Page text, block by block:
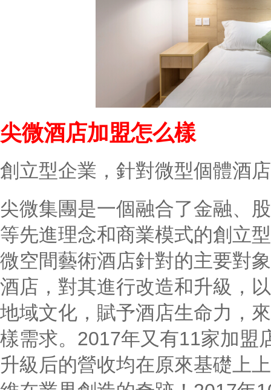
尖微酒店加盟怎么樣
創立型企業，針對微型個體酒
尖微集團是一個融合了金融、
等先進理念和商業模式的創立
微空間藝術酒店針對的主要對
酒店，對其進行改造和升級，
地域文化，賦予酒店生命力，
樣需求。2017年又有11家加盟
升級后的營收均在原來基礎上